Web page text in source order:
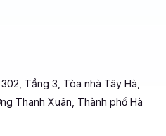
Tầng 3, Tòa nhà Tây Hà,
Thanh Xuân, Thành phố Hà